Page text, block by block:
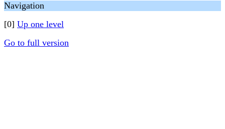
Navigation
[0] Up one level
Go to full version